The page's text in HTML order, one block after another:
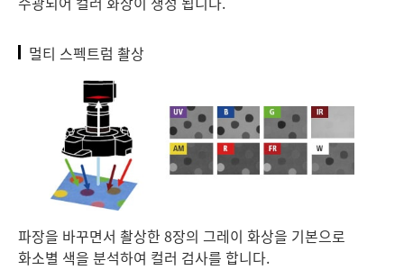
멀티 스펙트럼 촬상
파장을 바꾸면서 촬상한 8장의 그레이 화상을 기본으로
화소별 색을 분석하여 컬러 검사를 합니다.